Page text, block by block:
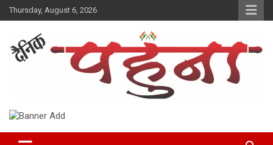
Skip
to
Thursday, August 6, 2026
Dainik Pahuna